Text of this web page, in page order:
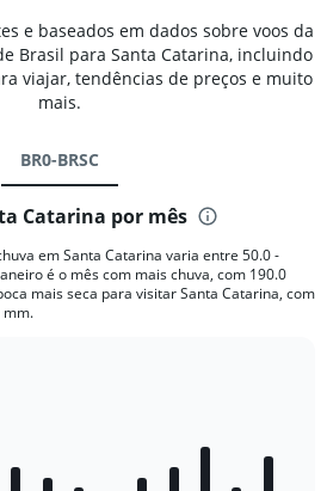
e baseados em dados sobre voos da
Brasil para Santa Catarina, incluindo
viajar, tendências de preços e muito
mais.
BR0-BRSC
Catarina por mês
em Santa Catarina varia entre 50.0 -
é o mês com mais chuva, com 190.0
mais seca para visitar Santa Catarina, com
mm.